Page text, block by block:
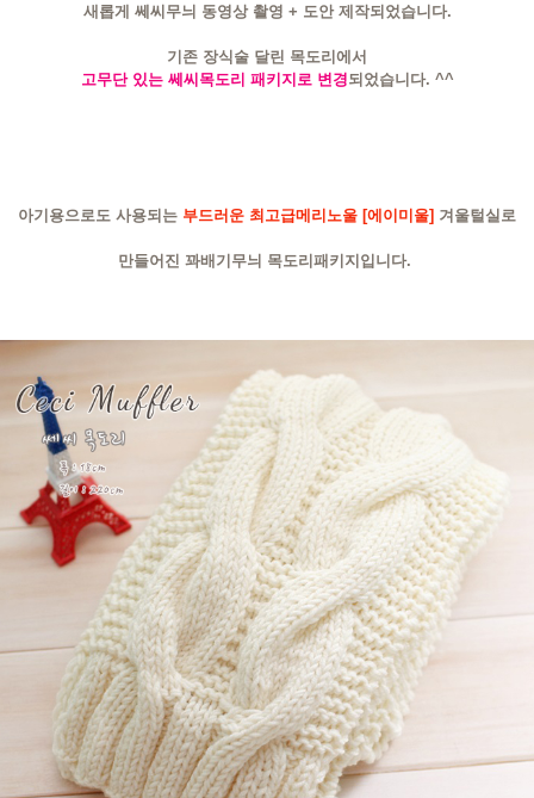
새롭게 쎄씨무늬 동영상 촬영 + 도안 제작되었습니다.
기존 장식술 달린 목도리에서
고무단 있는 쎄씨목도리 패키지로 변경되었습니다. ^^
아기용으로도 사용되는 부드러운 최고급메리노울 [에이미울] 겨울털실로
만들어진 꽈배기무늬 목도리패키지입니다.